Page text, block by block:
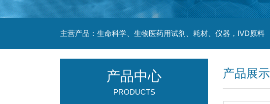
主营产品：生命科学、生物医药用试剂、耗材、仪器，IVD原料
产品展示
产品中心
PRODUCTS